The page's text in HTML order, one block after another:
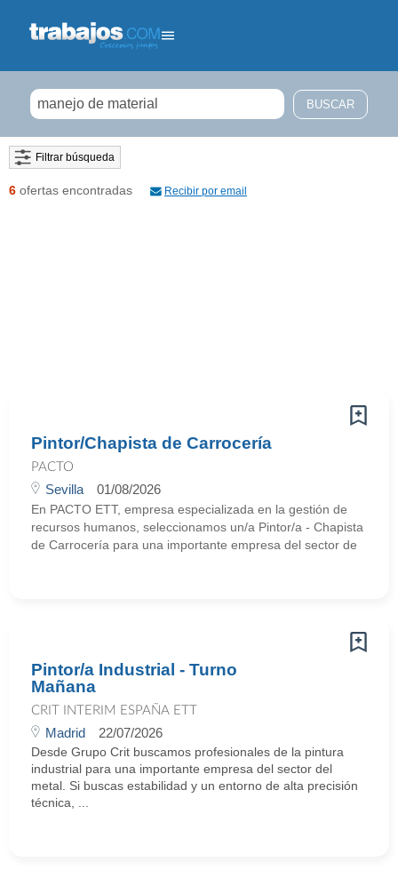
Filtrar búsqueda
6 ofertas encontradas Recibir por email
Pintor/Chapista de Carrocería
PACTO
Sevilla 01/08/2026
En PACTO ETT, empresa especializada en la gestión de
recursos humanos, seleccionamos un/a Pintor/a - Chapista
de Carrocería para una importante empresa del sector de
Pintor/a Industrial - Turno
Mañana
CRIT INTERIM ESPAÑA ETT
Madrid 22/07/2026
Desde Grupo Crit buscamos profesionales de la pintura
industrial para una importante empresa del sector del
metal. Si buscas estabilidad y un entorno de alta precisión
técnica, ...